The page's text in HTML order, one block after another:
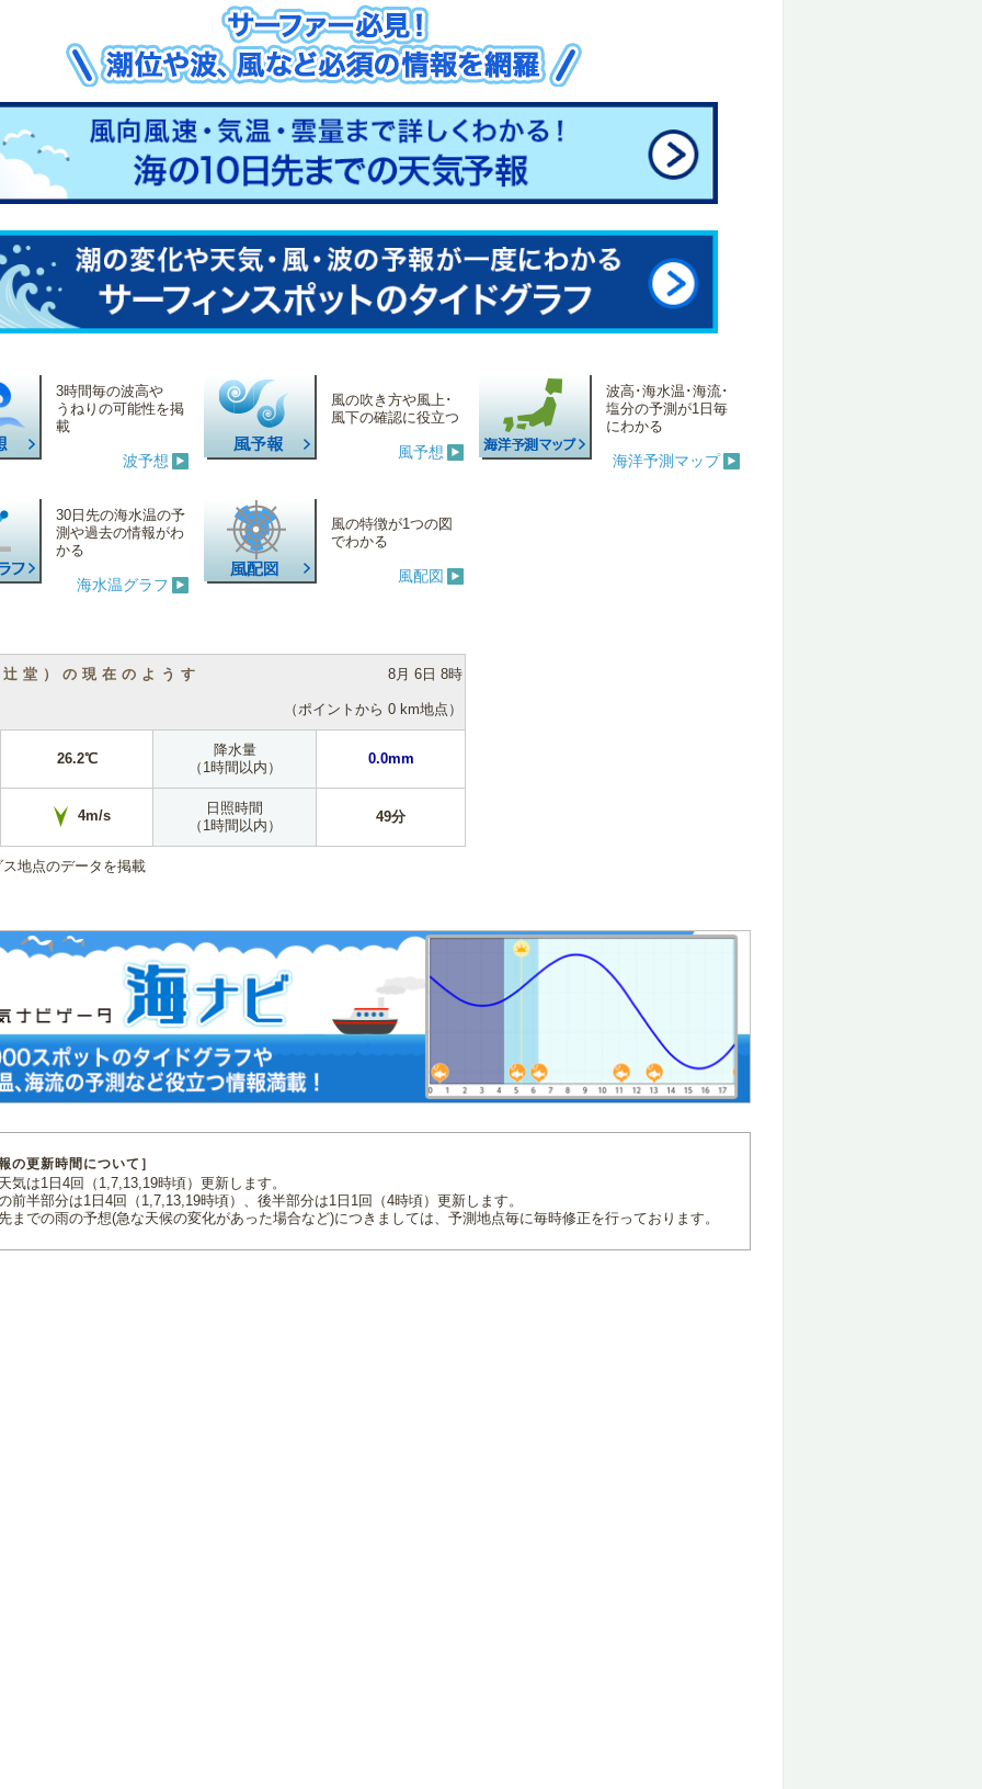
3時間毎の波高や
うねりの可能性を掲
載
波予想
風の吹き方や風上･
風下の確認に役立つ
風予想
波高･海水温･海流･
塩分の予測が1日毎
にわかる
海洋予測マップ
30日先の海水温の予
測や過去の情報がわ
かる
海水温グラフ
風の特徴が1つの図
でわかる
風配図
堂）の現在のようす 8月 6日 8時
（ポイントから 0 km地点）
26.2℃
降水量
（1時間以内）
0.0mm
4m/s
日照時間
（1時間以内）
49分
地点のデータを掲載
の更新時間について］
気は1日4回（1,7,13,19時頃）更新します。
前半部分は1日4回（1,7,13,19時頃）、後半部分は1日1回（4時頃）更新します。
までの雨の予想(急な天候の変化があった場合など)につきましては、予測地点毎に毎時修正を行っております。